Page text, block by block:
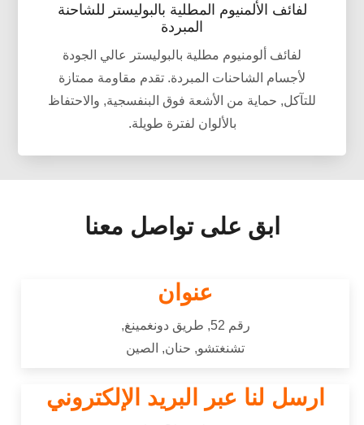
لفائف الألمنيوم المطلية بالبوليستر للشاحنة
المبردة
لفائف ألومنيوم مطلية بالبوليستر عالي الجودة
لأجسام الشاحنات المبردة. تقدم مقاومة ممتازة
للتآكل, حماية من الأشعة فوق البنفسجية, والاحتفاظ
بالألوان لفترة طويلة.
ابق على تواصل معنا
عنوان
رقم 52, طريق دونغمينغ,
تشنغتشو, حنان, الصين
ارسل لنا عبر البريد الإلكتروني